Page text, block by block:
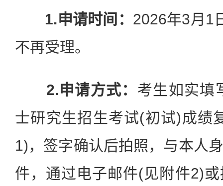
1.申请时间： 2026年3月1
不再受理。
2.申请方式： 考生如实填
士研究生招生考试(初试)成绩
1)，签字确认后拍照，与本人
件，通过电子邮件(见附件2)